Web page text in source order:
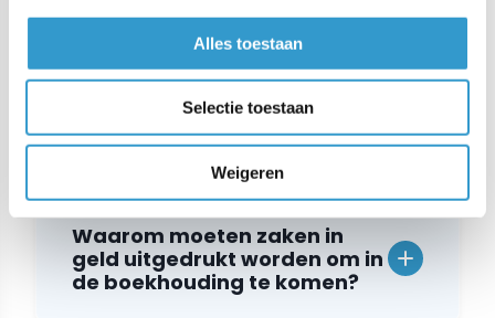
Alles toestaan
Selectie toestaan
Weigeren
Wat betekent het beginsel
Waarom moeten zaken in
geld uitgedrukt worden om in
de boekhouding te komen?